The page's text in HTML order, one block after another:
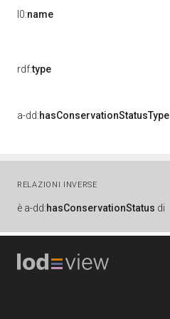
l0:name
rdf:type
a-dd:hasConservationStatusType
RELAZIONI INVERSE
è a-dd:hasConservationStatus di